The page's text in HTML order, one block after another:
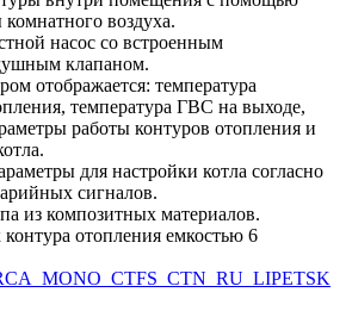
воздуха.
насос со встроенным
клапаном.
отображается: температура
температура ГВС на выходе,
работы контуров отопления и
для настройки котла согласно
сигналов.
из композитных материалов.
отопления емкостью 6